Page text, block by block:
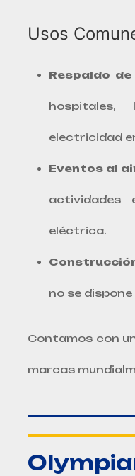
Usos
Respaldo de
hospitales,
electricidad
Eventos al
eléctrica.
no se
Contamos con
marcas